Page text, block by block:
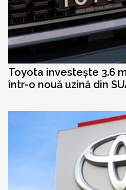
Toyota investește 3.6
într-o nouă uzină din